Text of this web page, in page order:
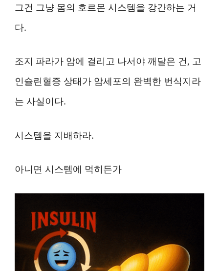
그건 그냥 몸의 호르몬 시스템을 강간하는 거
다.
조지 파라가 암에 걸리고 나서야 깨달은 건, 고
인슐린혈증 상태가 암세포의 완벽한 번식지라
는 사실이다.
시스템을 지배하라.
아니면 시스템에 먹히든가